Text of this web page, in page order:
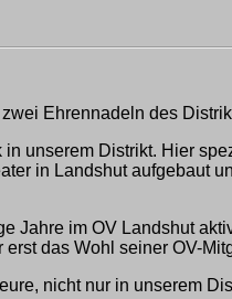
Ehrennadeln des
unserem Distrikt. Hier
in Landshut aufgebaut
im OV Landshut
das Wohl seiner OV-
nicht nur in unserem